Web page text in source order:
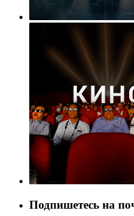
Подпишетесь на